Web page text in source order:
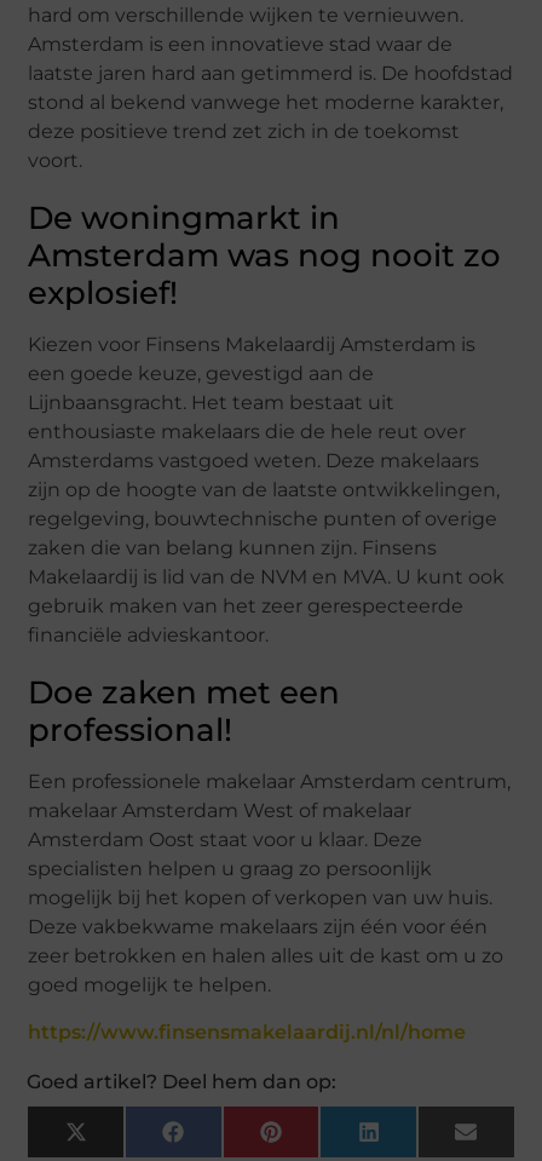
hard om verschillende wijken te vernieuwen.
Amsterdam is een innovatieve stad waar de
laatste jaren hard aan getimmerd is. De hoofdstad
stond al bekend vanwege het moderne karakter,
deze positieve trend zet zich in de toekomst
voort.
De woningmarkt in
Amsterdam was nog nooit zo
explosief!
Kiezen voor Finsens Makelaardij Amsterdam is
een goede keuze, gevestigd aan de
Lijnbaansgracht. Het team bestaat uit
enthousiaste makelaars die de hele reut over
Amsterdams vastgoed weten. Deze makelaars
zijn op de hoogte van de laatste ontwikkelingen,
regelgeving, bouwtechnische punten of overige
zaken die van belang kunnen zijn. Finsens
Makelaardij is lid van de NVM en MVA. U kunt ook
gebruik maken van het zeer gerespecteerde
financiële advieskantoor.
Doe zaken met een
professional!
Een professionele makelaar Amsterdam centrum,
makelaar Amsterdam West of makelaar
Amsterdam Oost staat voor u klaar. Deze
specialisten helpen u graag zo persoonlijk
mogelijk bij het kopen of verkopen van uw huis.
Deze vakbekwame makelaars zijn één voor één
zeer betrokken en halen alles uit de kast om u zo
goed mogelijk te helpen.
https://www.finsensmakelaardij.nl/nl/home
Goed artikel? Deel hem dan op:
X Facebook Pinterest LinkedIn Email